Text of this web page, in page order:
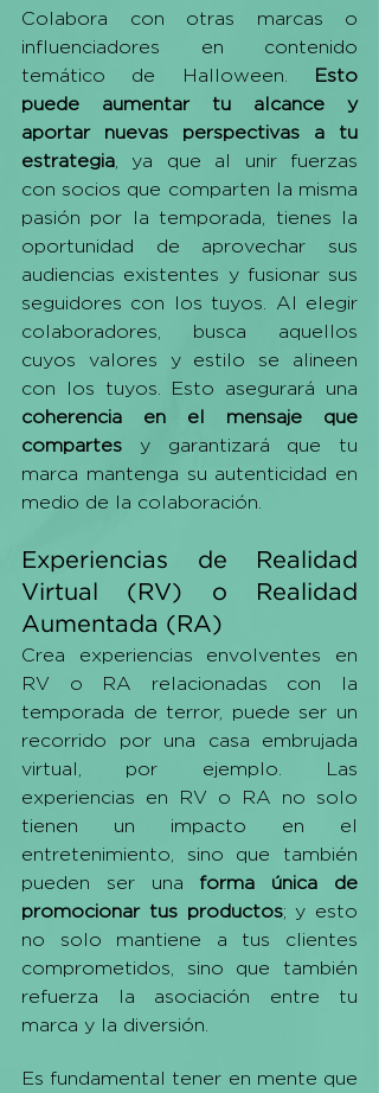
Colabora con otras marcas o
influenciadores en contenido
temático de Halloween.
Esto
puede aumentar tu alcance y
aportar nuevas perspectivas a tu
estrategia , ya que al unir fuerzas
con socios que comparten la misma
pasión por la temporada, tienes la
oportunidad de aprovechar sus
audiencias existentes y fusionar sus
seguidores con los tuyos. Al elegir
colaboradores, busca aquellos
cuyos valores y estilo se alineen
coherencia en el mensaje que
compartes y garantizará que tu
marca mantenga su autenticidad en
medio de la colaboración.
Experiencias de Realidad
Virtual (RV) o Realidad
Aumentada (RA)
Crea experiencias envolventes en
RV o RA relacionadas con la
temporada de terror, puede ser un
recorrido por una casa embrujada
virtual, por ejemplo. Las
experiencias en RV o RA no solo
tienen un impacto en el
entretenimiento, sino que también
pueden ser una forma única de
promocionar tus productos; y esto
no solo mantiene a tus clientes
comprometidos, sino que también
refuerza la asociación entre tu
marca y la diversión.